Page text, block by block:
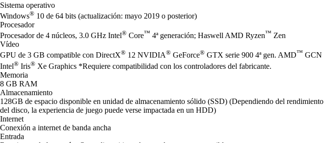
Sistema operativo
Windows® 10 de 64 bits (actualización: mayo 2019 o posterior)
Procesador
Procesador de 4 núcleos, 3.0 GHz Intel® Core™ 4ª generación; Haswell AMD Ryzen™ Zen
Vídeo
GPU de 3 GB compatible con DirectX® 12 NVIDIA® GeForce® GTX serie 900 4ª gen. AMD™ GCN
Intel® Iris® Xe Graphics *Requiere compatibilidad con los controladores del fabricante.
Memoria
8 GB RAM
Almacenamiento
128GB de espacio disponible en unidad de almacenamiento sólido (SSD) (Dependiendo del rendimiento
del disco, la experiencia de juego puede verse impactada en un HDD)
Internet
Conexión a internet de banda ancha
Entrada